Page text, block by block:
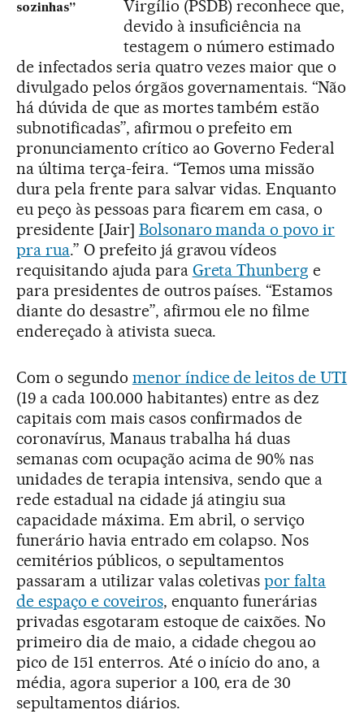
sozinhas”
Virgílio (PSDB) reconhece que,
devido à insuficiência na
testagem o número estimado
de infectados seria quatro vezes maior que o
divulgado pelos órgãos governamentais. “Não
há dúvida de que as mortes também estão
subnotificadas”, afirmou o prefeito em
pronunciamento crítico ao Governo Federal
na última terça-feira. “Temos uma missão
dura pela frente para salvar vidas. Enquanto
eu peço às pessoas para ficarem em casa, o
presidente [Jair] Bolsonaro manda o povo ir
pra rua.” O prefeito já gravou vídeos
requisitando ajuda para Greta Thunberg e
para presidentes de outros países. “Estamos
diante do desastre”, afirmou ele no filme
endereçado à ativista sueca.
Com o segundo menor índice de leitos de UTI
(19 a cada 100.000 habitantes) entre as dez
capitais com mais casos confirmados de
coronavírus, Manaus trabalha há duas
semanas com ocupação acima de 90% nas
unidades de terapia intensiva, sendo que a
rede estadual na cidade já atingiu sua
capacidade máxima. Em abril, o serviço
funerário havia entrado em colapso. Nos
cemitérios públicos, o sepultamentos
passaram a utilizar valas coletivaspor falta
de espaço e coveiros, enquanto funerárias
privadas esgotaram estoque de caixões. No
primeiro dia de maio, a cidade chegou ao
pico de 151 enterros. Até o início do ano, a
média, agora superior a 100, era de 30
sepultamentos diários.